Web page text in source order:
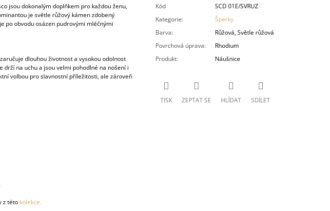
jsou dokonalým doplňkem pro každou ženu,
je světle růžový kámen zdobený
po obvodu osázen pudrovými mléčnými
dlouhou životnost a vysokou odolnost
drží na uchu a jsou velmi pohodlné na nošení i
volbou pro slavnostní příležitosti, ale zároveň
z této kolekce.
Kód
SCD 01E/SVRUZ
Kategorie:
Šperky
Barva:
Růžová, Světle růžová
Povrchová úprava:
Rhodium
Produkt: Náušnice
TISK ZEPTAT SE HLÍDAT SDÍLET